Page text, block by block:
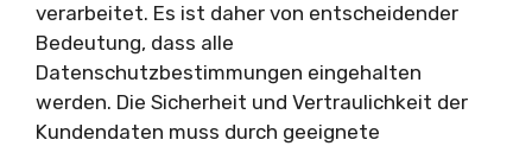
verarbeitet. Es ist daher von entscheidender
Bedeutung, dass alle
Datenschutzbestimmungen eingehalten
werden. Die Sicherheit und Vertraulichkeit der
Kundendaten muss durch geeignete